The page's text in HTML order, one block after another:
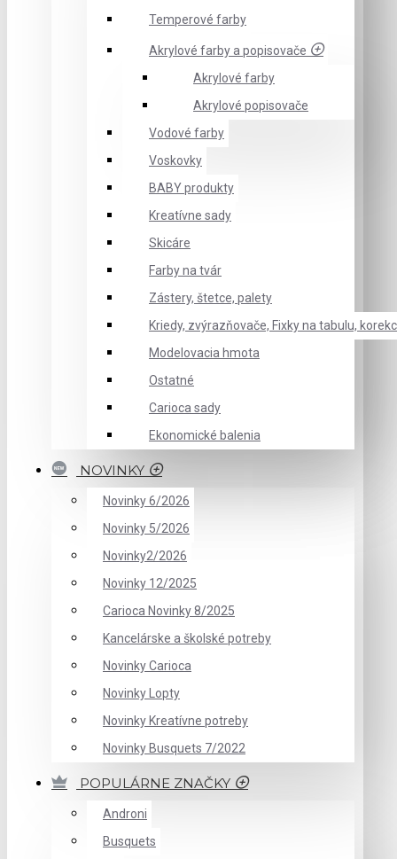
Temperové farby
Akrylové farby a popisovače
Akrylové farby
Akrylové popisovače
Vodové farby
Voskovky
BABY produkty
Kreatívne sady
Skicáre
Farby na tvár
Zástery, štetce, palety
Kriedy, zvýrazňovače, Fixky na tabulu,
Modelovacia hmota
Ostatné
Carioca sady
Ekonomické balenia
NOVINKY
Novinky 6/2026
Novinky 5/2026
Novinky2/2026
Novinky 12/2025
Carioca Novinky 8/2025
Kancelárske a školské potreby
Novinky Carioca
Novinky Lopty
Novinky Kreatívne potreby
Novinky Busquets 7/2022
POPULÁRNE ZNAČKY
Androni
Busquets